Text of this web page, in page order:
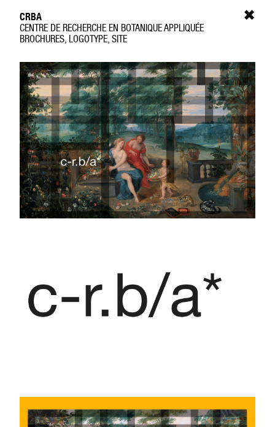
✖
CRBA
CENTRE DE RECHERCHE EN BOTANIQUE APPLIQUÉE
BROCHURES, LOGOTYPE, SITE